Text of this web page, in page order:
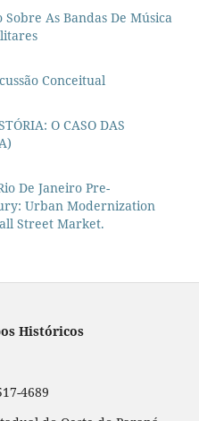
As Bandas De Música
Conceitual
O CASO DAS
De Janeiro Pre-
Urban Modernization
Street Market.
Históricos
4689